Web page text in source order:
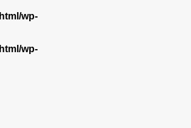
wp-
wp-